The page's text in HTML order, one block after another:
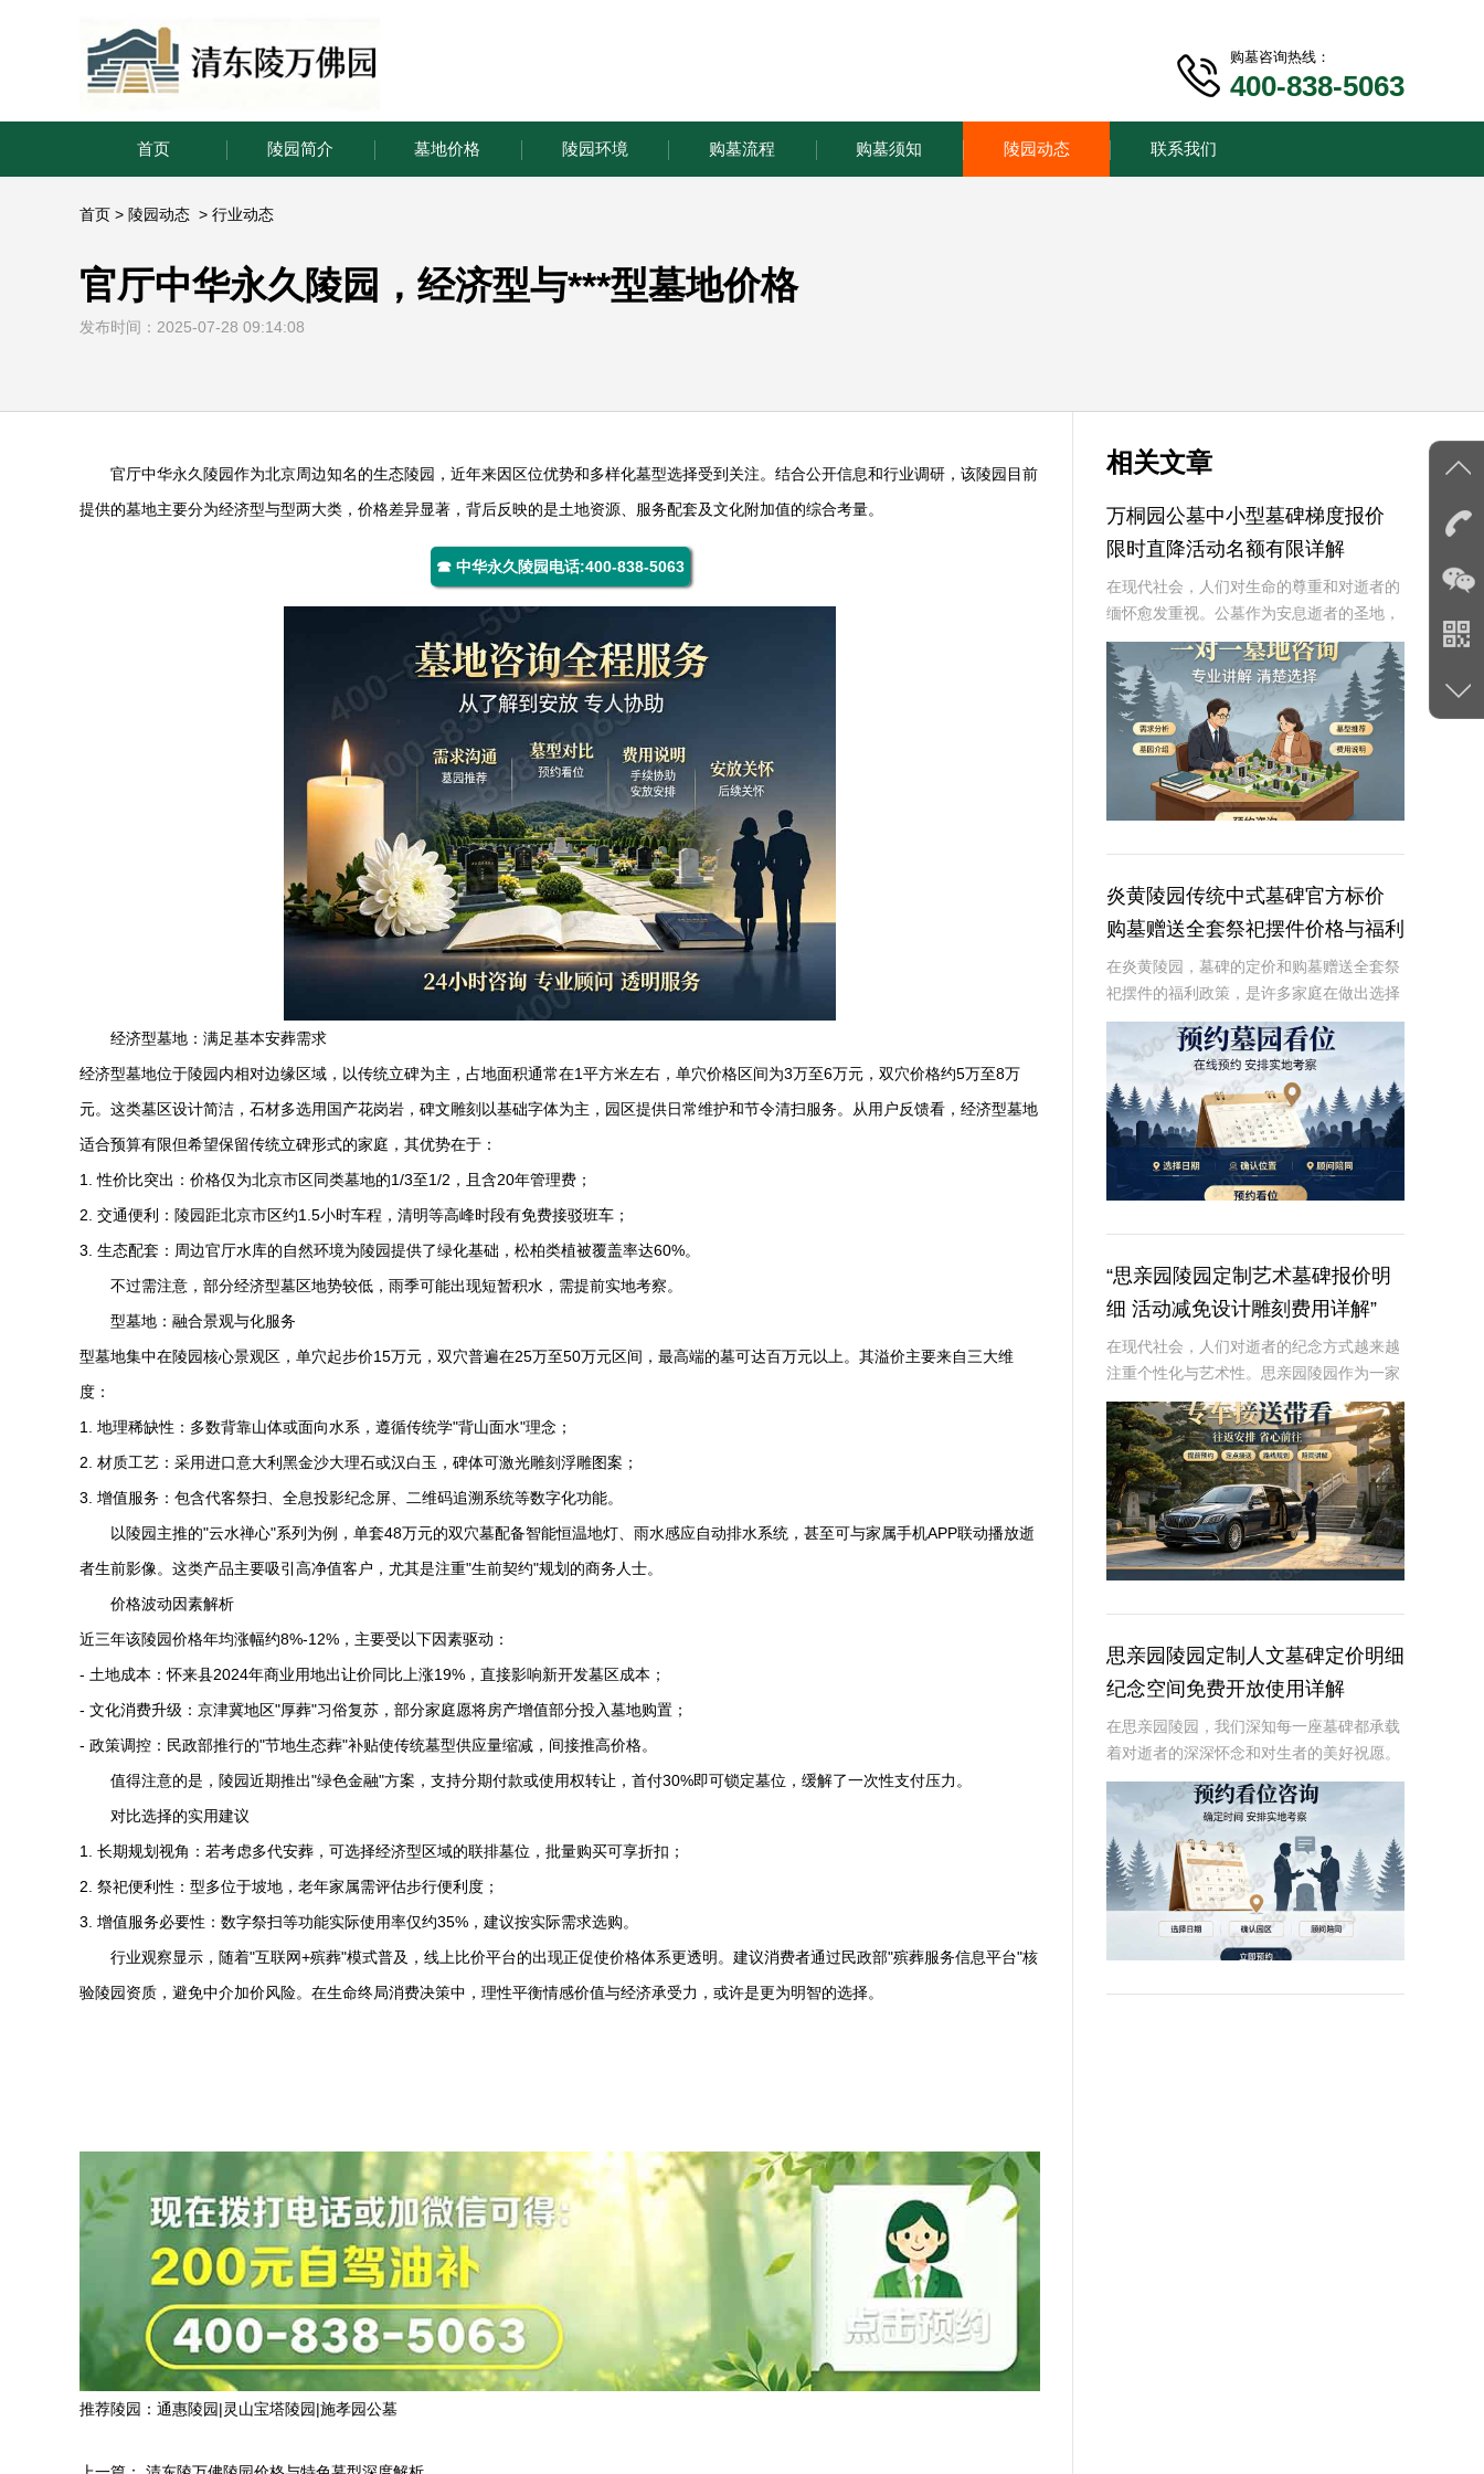
购墓咨询热线：
400-838-5063
首页 陵园简介 墓地价格 陵园环境 购墓流程 购墓须知 陵园动态 联系我们
首页 > 陵园动态 > 行业动态
官厅中华永久陵园，经济型与***型墓地价格
发布时间：2025-07-28 09:14:08
官厅中华永久陵园作为北京周边知名的生态陵园，近年来因区位优势和多样化墓型选择受到关注。结合公开信息和行业调研，该陵园目前
提供的墓地主要分为经济型与型两大类，价格差异显著，背后反映的是土地资源、服务配套及文化附加值的综合考量。
☎ 中华永久陵园电话:400-838-5063
经济型墓地：满足基本安葬需求
经济型墓地位于陵园内相对边缘区域，以传统立碑为主，占地面积通常在1平方米左右，单穴价格区间为3万至6万元，双穴价格约5万至8万
元。这类墓区设计简洁，石材多选用国产花岗岩，碑文雕刻以基础字体为主，园区提供日常维护和节令清扫服务。从用户反馈看，经济型墓地
适合预算有限但希望保留传统立碑形式的家庭，其优势在于：
1. 性价比突出：价格仅为北京市区同类墓地的1/3至1/2，且含20年管理费；
2. 交通便利：陵园距北京市区约1.5小时车程，清明等高峰时段有免费接驳班车；
3. 生态配套：周边官厅水库的自然环境为陵园提供了绿化基础，松柏类植被覆盖率达60%。
不过需注意，部分经济型墓区地势较低，雨季可能出现短暂积水，需提前实地考察。
型墓地：融合景观与化服务
型墓地集中在陵园核心景观区，单穴起步价15万元，双穴普遍在25万至50万元区间，最高端的墓可达百万元以上。其溢价主要来自三大维
度：
1. 地理稀缺性：多数背靠山体或面向水系，遵循传统学"背山面水"理念；
2. 材质工艺：采用进口意大利黑金沙大理石或汉白玉，碑体可激光雕刻浮雕图案；
3. 增值服务：包含代客祭扫、全息投影纪念屏、二维码追溯系统等数字化功能。
以陵园主推的"云水禅心"系列为例，单套48万元的双穴墓配备智能恒温地灯、雨水感应自动排水系统，甚至可与家属手机APP联动播放逝
者生前影像。这类产品主要吸引高净值客户，尤其是注重"生前契约"规划的商务人士。
价格波动因素解析
近三年该陵园价格年均涨幅约8%-12%，主要受以下因素驱动：
- 土地成本：怀来县2024年商业用地出让价同比上涨19%，直接影响新开发墓区成本；
- 文化消费升级：京津冀地区"厚葬"习俗复苏，部分家庭愿将房产增值部分投入墓地购置；
- 政策调控：民政部推行的"节地生态葬"补贴使传统墓型供应量缩减，间接推高价格。
值得注意的是，陵园近期推出"绿色金融"方案，支持分期付款或使用权转让，首付30%即可锁定墓位，缓解了一次性支付压力。
对比选择的实用建议
1. 长期规划视角：若考虑多代安葬，可选择经济型区域的联排墓位，批量购买可享折扣；
2. 祭祀便利性：型多位于坡地，老年家属需评估步行便利度；
3. 增值服务必要性：数字祭扫等功能实际使用率仅约35%，建议按实际需求选购。
行业观察显示，随着"互联网+殡葬"模式普及，线上比价平台的出现正促使价格体系更透明。建议消费者通过民政部"殡葬服务信息平台"核
验陵园资质，避免中介加价风险。在生命终局消费决策中，理性平衡情感价值与经济承受力，或许是更为明智的选择。
推荐陵园： 通惠陵园|灵山宝塔陵园|施孝园公墓
相关文章
万桐园公墓中小型墓碑梯度报价
限时直降活动名额有限详解
在现代社会，人们对生命的尊重和对逝者的
缅怀愈发重视。公墓作为安息逝者的圣地，
其墓碑的选择不仅是对逝者的纪念，也是生
者情感的寄托。万桐园公墓作为一家知名的
大型公墓，一直致力于提供高品质、个性化
的墓碑服务
炎黄陵园传统中式墓碑官方标价
购墓赠送全套祭祀摆件价格与福利
深度解析
在炎黄陵园，墓碑的定价和购墓赠送全套祭
祀摆件的福利政策，是许多家庭在做出选择
时的重要考虑因素。本文将从专业角度深入
解析这些内容，为读者提供有价值、信息丰
富的信息。☎ 炎黄陵园电话:400-838-50
“思亲园陵园定制艺术墓碑报价明
细 活动减免设计雕刻费用详解”
在现代社会，人们对逝者的纪念方式越来越
注重个性化与艺术性。思亲园陵园作为一家
专业的陵园服务提供商，推出了定制艺术墓
碑服务，以满足客户对逝者的特殊纪念需
求。本文将详细介绍思亲园陵园定制艺术墓
碑的报价明细
思亲园陵园定制人文墓碑定价明细
纪念空间免费开放使用详解
在思亲园陵园，我们深知每一座墓碑都承载
着对逝者的深深怀念和对生者的美好祝愿。
因此，我们精心定制的人文墓碑不仅是对逝
者的永恒纪念，更是生者情感的寄托。本文
将详细介绍思亲园陵园定制人文墓碑的定价
明细以及纪